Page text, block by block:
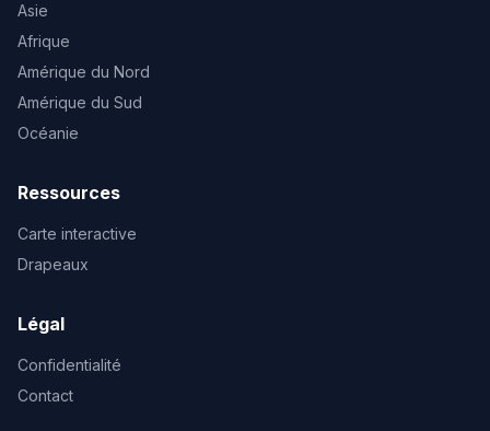
Asie
Afrique
Amérique du Nord
Amérique du Sud
Océanie
Ressources
Carte interactive
Drapeaux
Légal
Confidentialité
Contact